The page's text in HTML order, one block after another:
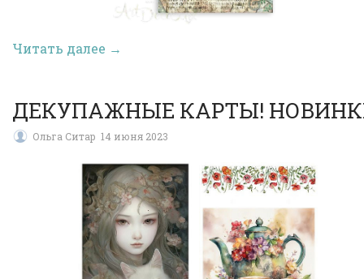
Читать далее →
ДЕКУПАЖНЫЕ КАРТЫ!
Ольга Ситар 14 июня 2023